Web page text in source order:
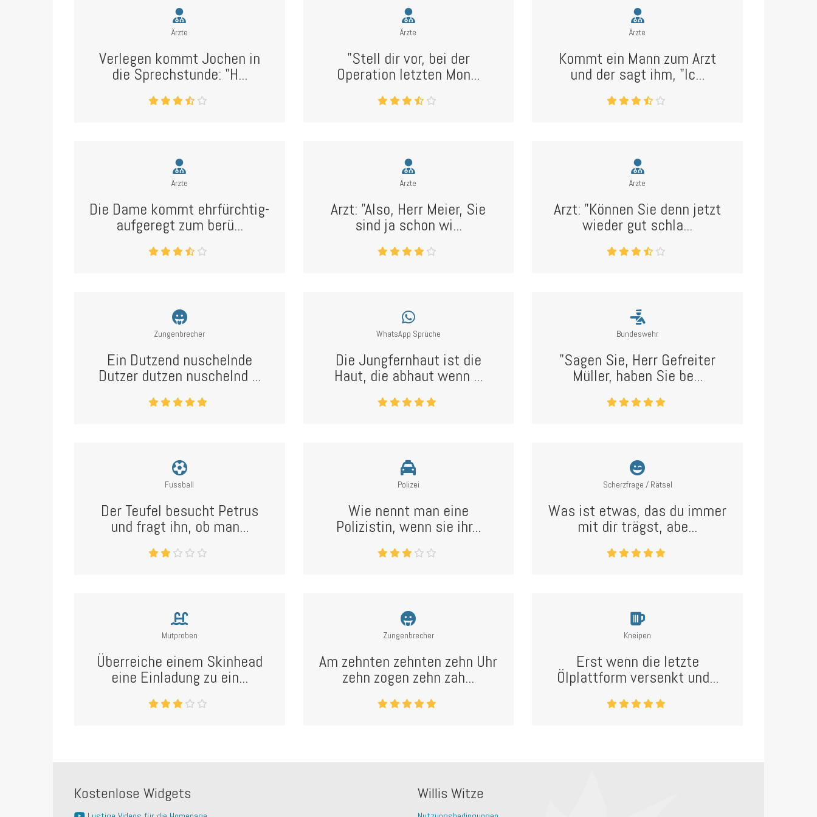
Ärzte
Verlegen kommt Jochen in
die Sprechstunde: "H...
Ärzte
"Stell dir vor, bei der
Operation letzten Mon...
Ärzte
Kommt ein Mann zum Arzt
und der sagt ihm, "Ic...
Ärzte
Die Dame kommt ehrfürchtig-
aufgeregt zum berü...
Ärzte
Arzt: "Also, Herr Meier, Sie
sind ja schon wi...
Ärzte
Arzt: "Können Sie denn jetzt
wieder gut schla...
Zungenbrecher
Ein Dutzend nuschelnde
Dutzer dutzen nuschelnd ...
WhatsApp Sprüche
Die Jungfernhaut ist die
Haut, die abhaut wenn ...
Bundeswehr
"Sagen Sie, Herr Gefreiter
Müller, haben Sie be...
Fussball
Der Teufel besucht Petrus
und fragt ihn, ob man...
Polizei
Wie nennt man eine
Polizistin, wenn sie ihr...
Scherzfrage / Rätsel
Was ist etwas, das du immer
mit dir trägst, abe...
Mutproben
Überreiche einem Skinhead
eine Einladung zu ein...
Zungenbrecher
Am zehnten zehnten zehn Uhr
zehn zogen zehn zah...
Kneipen
Erst wenn die letzte
Ölplattform versenkt und...
Kostenlose Widgets Willis Witze